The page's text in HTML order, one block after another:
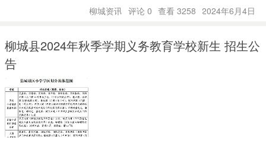
柳城资讯 评论 0 查看 3258 2024年6月4日
柳城县2024年秋季学期义务教育学校新生 招生公
告